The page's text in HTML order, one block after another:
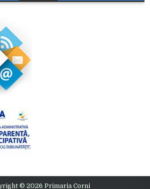
© 2026 Primaria Corni